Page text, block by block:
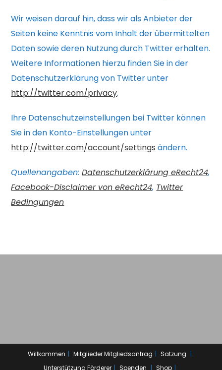
Wir weisen darauf hin, dass wir als Anbieter der
Seiten keine Kenntnis vom Inhalt der übermittelten
Daten sowie deren Nutzung durch Twitter erhalten.
Weitere Informationen hierzu finden Sie in der
Datenschutzerklärung von Twitter unter
http://twitter.com/privacy.
Ihre Datenschutzeinstellungen bei Twitter können
Sie in den Konto-Einstellungen unter
http://twitter.com/account/settings ändern.
Quellenangaben:Datenschutzerklärung eRecht24,
Facebook-Disclaimer von eRecht24, Twitter
Bedingungen
Willkommen MitgliederMitgliedsantrag
Satzung
Unterstützung Förderer Spenden Shop